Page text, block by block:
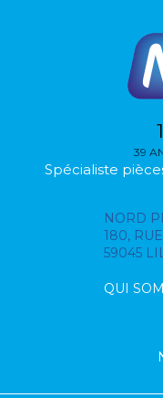
39
Spécialiste
NORD
180,
59045
QUI